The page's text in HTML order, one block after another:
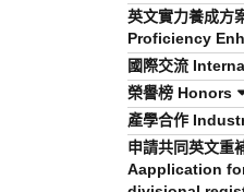
英文實力養成
Proficiency
國際交流
榮譽榜 Honors
產學合作
申請共同英文重
Aapplication